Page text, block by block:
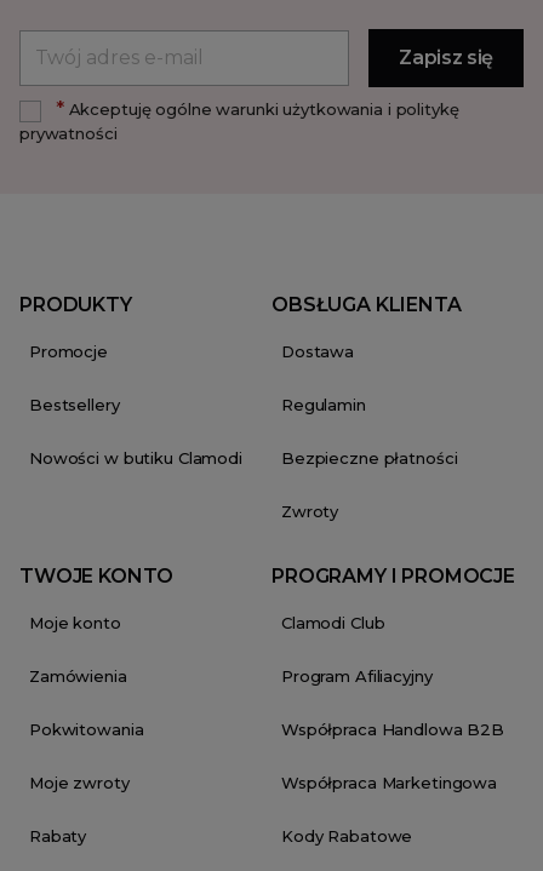
*Akceptuję ogólne warunki użytkowania i politykę
prywatności
PRODUKTY
Promocje
Bestsellery
Nowości w butiku Clamodi
OBSŁUGA KLIENTA
Dostawa
Regulamin
Bezpieczne płatności
Zwroty
TWOJE KONTO
Moje konto
Zamówienia
Pokwitowania
Moje zwroty
Rabaty
PROGRAMY I PROMOCJE
Clamodi Club
Program Afiliacyjny
Współpraca Handlowa B2B
Współpraca Marketingowa
Kody Rabatowe